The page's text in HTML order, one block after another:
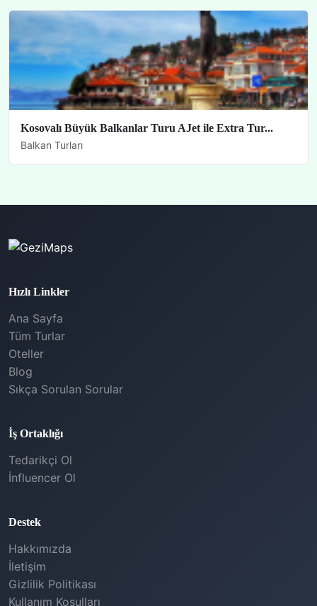
Kosovalı Büyük Balkanlar Turu AJet ile Extra Tur...
Balkan Turları
Hızlı Linkler
Ana Sayfa
Tüm Turlar
Oteller
Blog
Sıkça Sorulan Sorular
İş Ortaklığı
Tedarikçi Ol
İnfluencer Ol
Destek
Hakkımızda
İletişim
Gizlilik Politikası
Kullanım Koşulları